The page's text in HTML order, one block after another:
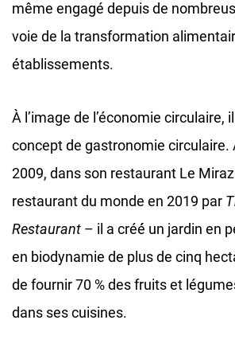
même engagé depuis de
voie de la transformation
établissements.
À l’image de l’économie circulaire,
concept de gastronomie circulaire.
2009, dans son restaurant Le
restaurant du monde en 2019 par
Restaurant – il a créé́ un jardin en
en biodynamie de plus de cinq
de fournir 70 % des fruits et
dans ses cuisines.